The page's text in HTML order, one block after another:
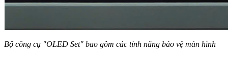
Bộ công cụ "OLED Set" bao gồm các tính năng bảo vệ màn hình